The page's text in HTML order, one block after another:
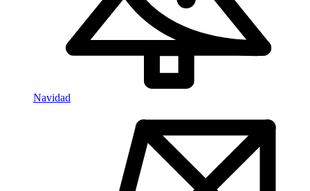
Navidad